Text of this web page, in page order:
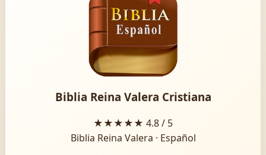
Biblia Reina Valera Cristiana
★★★★★ 4.8 / 5
Biblia Reina Valera · Español